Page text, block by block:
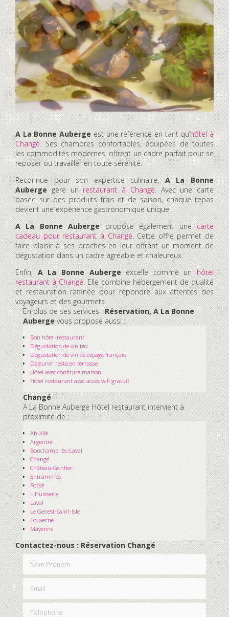
A La Bonne Aubergeest une référence en tant qu’hôtel à
Changé. Ses chambres confortables, équipées de toutes
les commodités modernes, offrent un cadre parfait pour se
reposer ou travailler en toute sérénité.
Reconnue pour son expertise culinaire,A La Bonne
Aubergegère unrestaurant à Changé. Avec une carte
basée sur des produits frais et de saison, chaque repas
devient une expérience gastronomique unique.
A La Bonne Aubergepropose également unecarte
cadeau pour restaurant à Changé. Cette offre permet de
faire plaisir à ses proches en leur offrant un moment de
dégustation dans un cadre agréable et chaleureux.
Enfin,A La Bonne Aubergeexcelle comme unhôtel
restaurant à Changé. Elle combine hébergement de qualité
et restauration raffinée pour répondre aux attentes des
voyageurs et des gourmets.
En plus de ses services :Réservation, A La Bonne
Aubergevous propose aussi :
Bon hôtel-restaurant
Dégustation de vin bio
Dégustation de vin de cépage français
Déjeuner resto en terrasse
Hôtel avec confiture maison
Hôtel restaurant avec accès wifi gratuit
Changé
A La Bonne Auberge Hôtel restaurant intervient à
proximité de :
Ahuillé
Argentré
Bonchamp-lès-Laval
Changé
Château-Gontier
Entrammes
Forcé
L'Huisserie
Laval
Le Genest-Saint-Isle
Louverné
Mayenne
Contactez-nous : Réservation Changé
Nom Prénom
Email
Téléphone